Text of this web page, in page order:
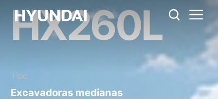
HX260L Regla métrica EE.UU.
HX260L
Tipo
Excavadoras medianas